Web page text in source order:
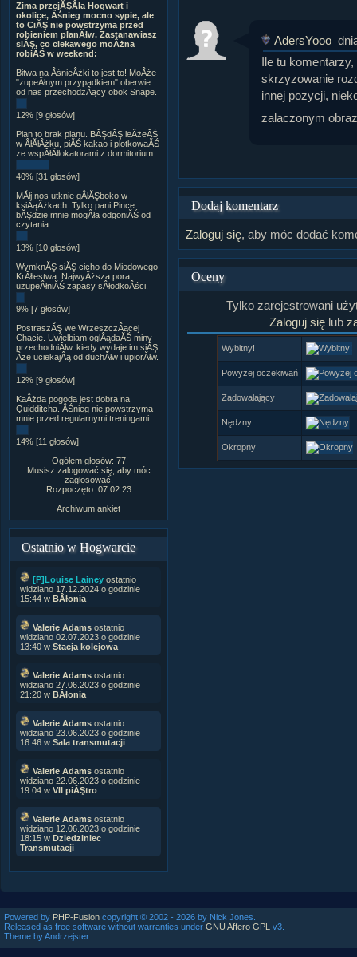
Zima przejĂŞÂła Hogwart i
okolice, Âśnieg mocno sypie, ale
to CiĂŞ nie powstrzyma przed
robieniem planĂłw. Zastanawiasz
siĂŞ, co ciekawego moÂżna
robiĂŚ w weekend:
Bitwa na ÂśnieÂżki to jest to! MoÂże
"zupeÂłnym przypadkiem" oberwie
od nas przechodzÂący obok Snape.
12% [9 głosów]
Plan to brak planu. BĂŞdĂŞ leÂżeĂŚ
w ÂłĂłÂżku, piĂŚ kakao i plotkowaĂŚ
ze wspĂłÂłlokatorami z dormitorium.
40% [31 głosów]
MĂłj nos utknie gÂłĂŞboko w
ksiÂąÂżkach. Tylko pani Pince
bĂŞdzie mnie mogÂła odgoniĂŚ od
czytania.
13% [10 głosów]
WymknĂŞ siĂŞ cicho do Miodowego
KrĂłlestwa. NajwyÂższa pora
uzupeÂłniĂŚ zapasy sÂłodkoÂści.
9% [7 głosów]
PostraszĂŞ we WrzeszczÂącej
Chacie. Uwielbiam oglÂądaĂŚ miny
przechodniĂłw, kiedy wydaje im siĂŞ,
Âże uciekajÂą od duchĂłw i upiorĂłw.
12% [9 głosów]
KaÂżda pogoda jest dobra na
Quidditcha. ÂŚnieg nie powstrzyma
mnie przed regularnymi treningami.
14% [11 głosów]
Ogółem głosów: 77
Musisz zalogować się, aby móc
zagłosować.
Rozpoczęto: 07.02.23
Archiwum ankiet
Ostatnio w Hogwarcie
[P]Louise Lainey ostatnio
widziano 17.12.2024 o godzinie
15:44 w BÂłonia
Valerie Adams ostatnio
widziano 02.07.2023 o godzinie
13:40 w Stacja kolejowa
Valerie Adams ostatnio
widziano 27.06.2023 o godzinie
21:20 w BÂłonia
Valerie Adams ostatnio
widziano 23.06.2023 o godzinie
16:46 w Sala transmutacji
Valerie Adams ostatnio
widziano 22.06.2023 o godzinie
19:04 w VII piĂŞtro
Valerie Adams ostatnio
widziano 12.06.2023 o godzinie
18:15 w Dziedziniec
Transmutacji
AdersYooo
Ile tu
skrzyzowanie
innej pozycji,
zalaczonym
Dodaj komentarz
Zaloguj się, aby móc dodać
Oceny
Tylko zarejestrowani
Zaloguj się lub
Wybitny!
Powyżej oczekiwań
Zadowalający
Nędzny
Okropny
Powered by PHP-Fusion copyright © 2002 - 2026 by Nick Jones.
Released as free software without warranties under GNU Affero GPL
v3.
Theme by Andrzejster